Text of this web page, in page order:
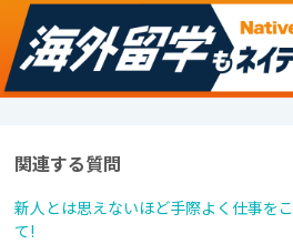
関連する質問
新人とは思えないほど手際よく仕事を
て!